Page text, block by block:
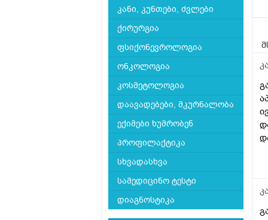
კანი, კუნთები, ძვლები
ქირურგია
ფსიქონევროლოგია
ონკოლოგია
კოსმეტოლოგია
დაავადებები, მკურნალობა
ექიმები ხუმრობენ
პროფილაქტიკა
სხვადასხვა
სამედიცინო ტესტი
დიაგნოსტიკა